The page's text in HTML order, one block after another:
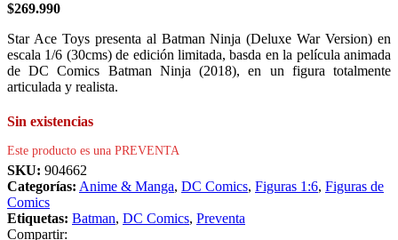
$269.990
Star Ace Toys presenta al Batman Ninja (Deluxe War Version) en
escala 1/6 (30cms) de edición limitada, basda en la película animada
de DC Comics Batman Ninja (2018), en un figura totalmente
articulada y realista.
Sin existencias
Este producto es una PREVENTA
SKU: 904662
Categorías: Anime & Manga, DC Comics, Figuras 1:6, Figuras de
Comics
Etiquetas: Batman, DC Comics, Preventa
Compartir: